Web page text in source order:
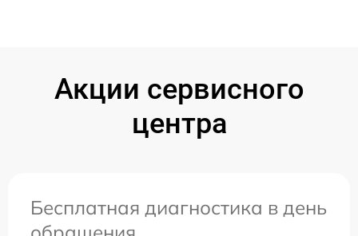
Акции сервисного
центра
Бесплатная диагностика в день